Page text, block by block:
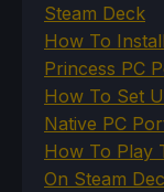
Steam Deck
How To
Princess PC
How To Set
Native PC
How To Play
On Steam